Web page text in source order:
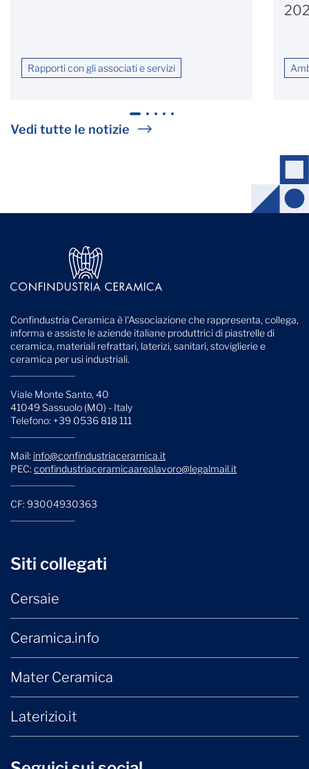
Rapporti con gli associati e servizi
1 2 3 4 5
Vedi tutte le notizie
Confindustria Ceramica è l'Associazione che rappresenta, collega,
informa e assiste le aziende italiane produttrici di piastrelle di
ceramica, materiali refrattari, laterizi, sanitari, stoviglierie e
ceramica per usi industriali.
Viale Monte Santo, 40
41049 Sassuolo (MO) - Italy
Telefono: +39 0536 818 111
Mail: info@confindustriaceramica.it
PEC: confindustriaceramicaarealavoro@legalmail.it
CF: 93004930363
Siti collegati
Cersaie
Ceramica.info
Mater Ceramica
Laterizio.it